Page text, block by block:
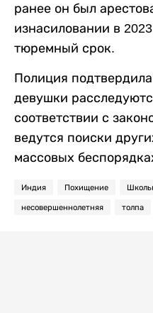
ранее он был
изнасиловании в
тюремный срок.
Полиция
девушки
соответствии с
ведутся поиски
массовых
Индия Похищение
несовершеннолетняя толпа